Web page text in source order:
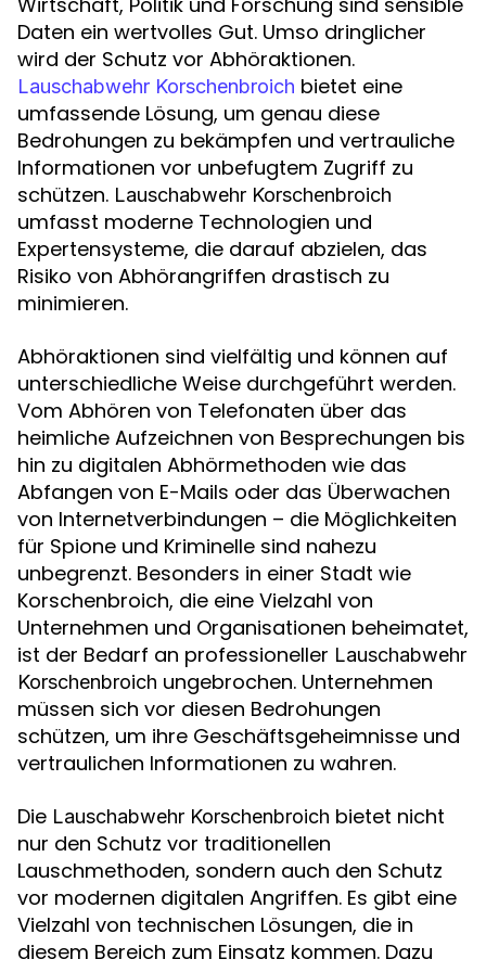
Daten ein wertvolles Gut. Umso dringlicher
wird der Schutz vor Abhöraktionen.
Lauschabwehr Korschenbroich bietet eine
umfassende Lösung, um genau diese
Bedrohungen zu bekämpfen und vertrauliche
Informationen vor unbefugtem Zugriff zu
schützen. Lauschabwehr Korschenbroich
umfasst moderne Technologien und
Expertensysteme, die darauf abzielen, das
Risiko von Abhörangriffen drastisch zu
minimieren.
Abhöraktionen sind vielfältig und können auf
unterschiedliche Weise durchgeführt werden.
Vom Abhören von Telefonaten über das
heimliche Aufzeichnen von Besprechungen bis
hin zu digitalen Abhörmethoden wie das
Abfangen von E-Mails oder das Überwachen
von Internetverbindungen – die Möglichkeiten
für Spione und Kriminelle sind nahezu
unbegrenzt. Besonders in einer Stadt wie
Korschenbroich, die eine Vielzahl von
Unternehmen und Organisationen beheimatet,
ist der Bedarf an professioneller Lauschabwehr
Korschenbroich ungebrochen. Unternehmen
müssen sich vor diesen Bedrohungen
schützen, um ihre Geschäftsgeheimnisse und
vertraulichen Informationen zu wahren.
Die Lauschabwehr Korschenbroich bietet nicht
nur den Schutz vor traditionellen
Lauschmethoden, sondern auch den Schutz
vor modernen digitalen Angriffen. Es gibt eine
Vielzahl von technischen Lösungen, die in
diesem Bereich zum Einsatz kommen. Dazu